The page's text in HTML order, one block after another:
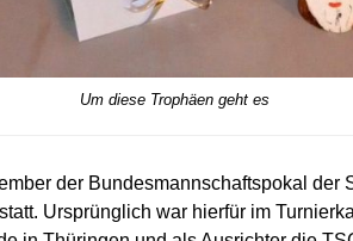
Um diese Trophäen geht es
der Bundesmannschaftspokal der
Ursprünglich war hierfür im